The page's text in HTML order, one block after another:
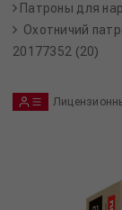
Патроны для
Охотничий
20177352 (20)